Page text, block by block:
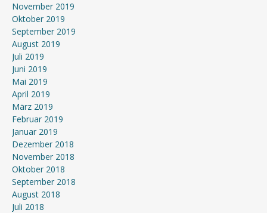
November 2019
Oktober 2019
September 2019
August 2019
Juli 2019
Juni 2019
Mai 2019
April 2019
März 2019
Februar 2019
Januar 2019
Dezember 2018
November 2018
Oktober 2018
September 2018
August 2018
Juli 2018